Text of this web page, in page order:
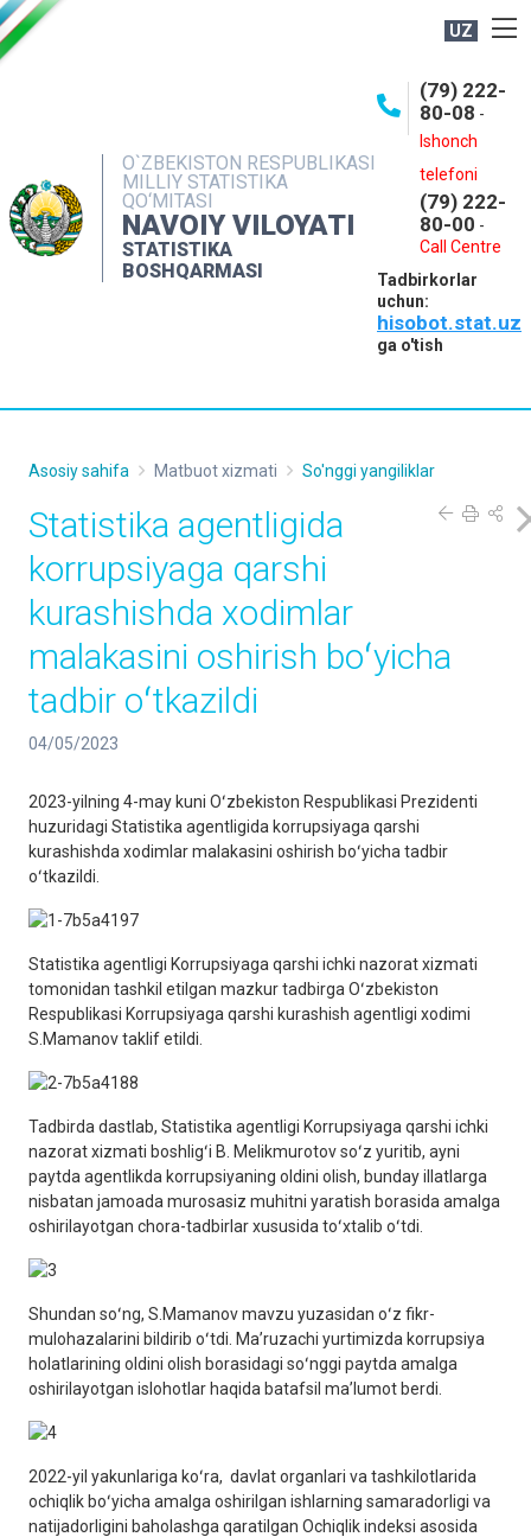
UZ
O`ZBEKISTON RESPUBLIKASI
MILLIY STATISTIKA
QO‘MITASI
NAVOIY VILOYATI
STATISTIKA
BOSHQARMASI
(79) 222-
80-08 -
Ishonch
telefoni
(79) 222-
80-00 -
Call Centre
Tadbirkorlar
uchun:
hisobot.stat.uz
ga o'tish
OCHIQ MA'LUMOTLAR
INTERAKTIV XIZMATLAR
MUROJAATLAR
Asosiy sahifa Matbuot xizmati So'nggi yangiliklar
Statistika agentligida
korrupsiyaga qarshi
kurashishda xodimlar
malakasini oshirish boʻyicha
tadbir oʻtkazildi
04/05/2023
2023-yilning 4-may kuni Oʻzbekiston Respublikasi Prezidenti
huzuridagi Statistika agentligida korrupsiyaga qarshi
kurashishda xodimlar malakasini oshirish boʻyicha tadbir
oʻtkazildi.
Statistika agentligi Korrupsiyaga qarshi ichki nazorat xizmati
tomonidan tashkil etilgan mazkur tadbirga Oʻzbekiston
Respublikasi Korrupsiyaga qarshi kurashish agentligi xodimi
S.Mamanov taklif etildi.
Tadbirda dastlab, Statistika agentligi Korrupsiyaga qarshi ichki
nazorat xizmati boshligʻi B. Melikmurotov soʻz yuritib, ayni
paytda agentlikda korrupsiyaning oldini olish, bunday illatlarga
nisbatan jamoada murosasiz muhitni yaratish borasida amalga
oshirilayotgan chora-tadbirlar xususida toʻxtalib oʻtdi.
Shundan soʻng, S.Mamanov mavzu yuzasidan oʻz fikr-
mulohazalarini bildirib oʻtdi. Maʼruzachi yurtimizda korrupsiya
holatlarining oldini olish borasidagi soʻnggi paytda amalga
oshirilayotgan islohotlar haqida batafsil maʼlumot berdi.
2022-yil yakunlariga koʻra, davlat organlari va tashkilotlarida
ochiqlik boʻyicha amalga oshirilgan ishlarning samaradorligi va
natijadorligini baholashga qaratilgan Ochiqlik indeksi asosida